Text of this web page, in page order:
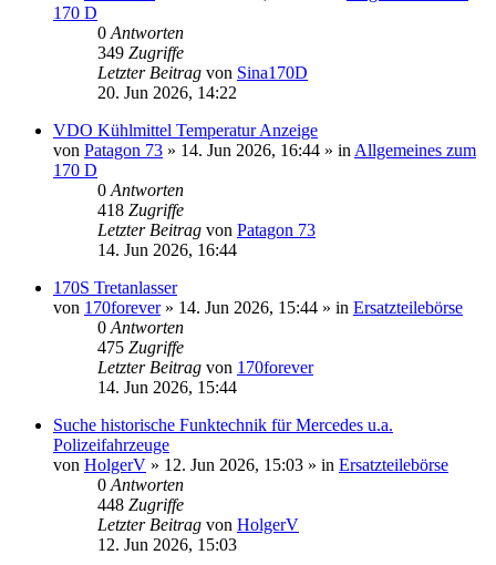
170 D
0 Antworten
349 Zugriffe
Letzter Beitrag von Sina170D
20. Jun 2026, 14:22
VDO Kühlmittel Temperatur Anzeige
von Patagon 73 » 14. Jun 2026, 16:44 » in Allgemeines zum
170 D
0 Antworten
418 Zugriffe
Letzter Beitrag von Patagon 73
14. Jun 2026, 16:44
170S Tretanlasser
von 170forever» 14. Jun 2026, 15:44 » in Ersatzteilebörse
0 Antworten
475 Zugriffe
Letzter Beitrag von 170forever
14. Jun 2026, 15:44
Suche historische Funktechnik für Mercedes u.a.
Polizeifahrzeuge
von HolgerV » 12. Jun 2026, 15:03 » in Ersatzteilebörse
0 Antworten
448 Zugriffe
Letzter Beitrag von HolgerV
12. Jun 2026, 15:03